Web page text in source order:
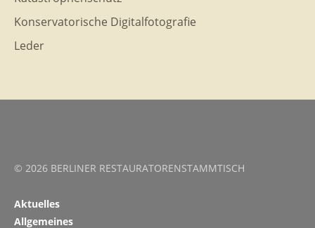
Konservatorische Digitalfotografie
Leder
© 2026 BERLINER RESTAURATORENSTAMMTISCH
Aktuelles
Allgemeines